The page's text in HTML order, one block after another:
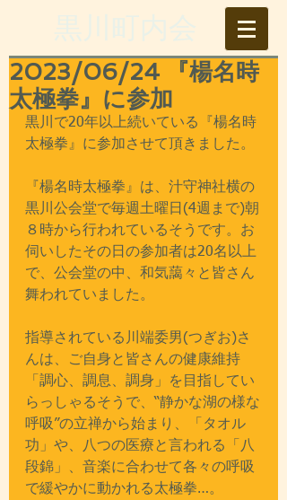
2023/06/24 『楊名時
太極拳』に参加
黒川で20年以上続いている『楊名時
太極拳』に参加させて頂きました。
『楊名時太極拳』は、汁守神社横の
黒川公会堂で毎週土曜日(4週まで)朝
８時から行われているそうです。お
伺いしたその日の参加者は20名以上
で、公会堂の中、和気藹々と皆さん
舞われていました。
指導されている川端委男(つぎお)さ
んは、ご自身と皆さんの健康維持
「調心、調息、調身」を目指してい
らっしゃるそうで、“静かな湖の様な
呼吸”の立禅から始まり、「タオル
功」や、八つの医療と言われる「八
段錦」、音楽に合わせて各々の呼吸
で緩やかに動かれる太極拳…。